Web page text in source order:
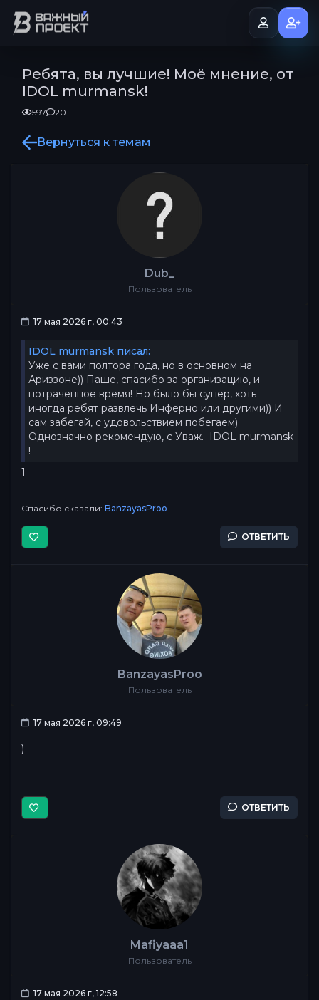
Ребята, вы лучшие! Моё мнение, от
IDOL murmansk!
597 20
Вернуться к темам
Dub_
Пользователь
17 мая 2026 г, 00:43
IDOL murmansk писал:
Уже с вами полтора года, но в основном на
Ариззоне)) Паше, спасибо за организацию, и
потраченное время! Но было бы супер, хоть
иногда ребят развлечь Инферно или другими)) И
сам забегай, с удовольствием побегаем)
Однозначно рекомендую, с Уваж. IDOL murmansk
!
1
Спасибо сказали: BanzayasProo
ОТВЕТИТЬ
BanzayasProo
Пользователь
17 мая 2026 г, 09:49
)
ОТВЕТИТЬ
Mafiyaaa1
Пользователь
17 мая 2026 г, 12:58